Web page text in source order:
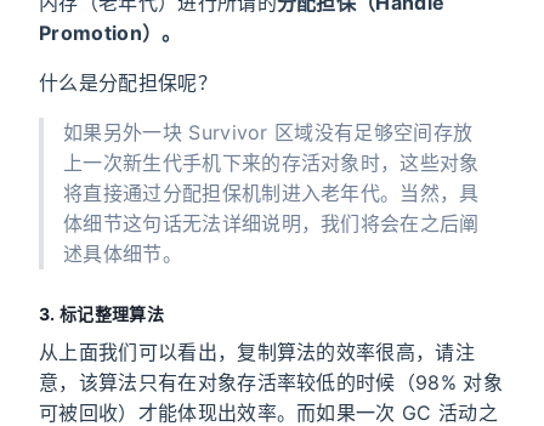
Promotion）。
什么是分配担保呢？
如果另外一块 Survivor 区域没有足够空间存放
上一次新生代手机下来的存活对象时，这些对象
将直接通过分配担保机制进入老年代。当然，具
体细节这句话无法详细说明，我们将会在之后阐
述具体细节。
3. 标记整理算法
从上面我们可以看出，复制算法的效率很高，请注
意，该算法只有在对象存活率较低的时候（98% 对象
可被回收）才能体现出效率。而如果一次 GC 活动之